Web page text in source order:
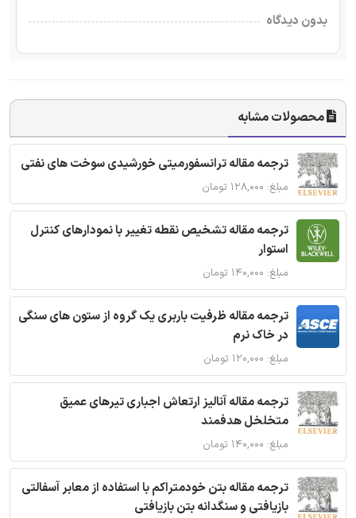
بدون دیدگاه
محصولات مشابه
ترجمه مقاله ترانسفورمیتی خورشیدی سوخت های نفتی
مبلغ: ۱۲۸,۰۰۰ تومان
ترجمه مقاله تشخیص نقطه تغییر با نمودارهای کنترل
استوار
مبلغ: ۱۴۰,۰۰۰ تومان
ترجمه مقاله ظرفیت باربری یک گروه از ستون های سنگی
در خاک نرم
مبلغ: ۱۲۰,۰۰۰ تومان
ترجمه مقاله آنالیز ارتعاش اجباری تیرهای عمیق
متخلخل هدفمند
مبلغ: ۱۴۰,۰۰۰ تومان
ترجمه مقاله بتن خودمتراکم با استفاده از معابر آسفالتی
بازیافتی و سنگدانه بتن بازیافتی